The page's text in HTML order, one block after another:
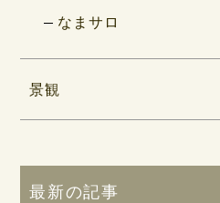
なまサロ
景観
最新の記事